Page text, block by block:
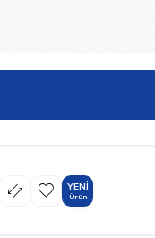
YENI
Ürün